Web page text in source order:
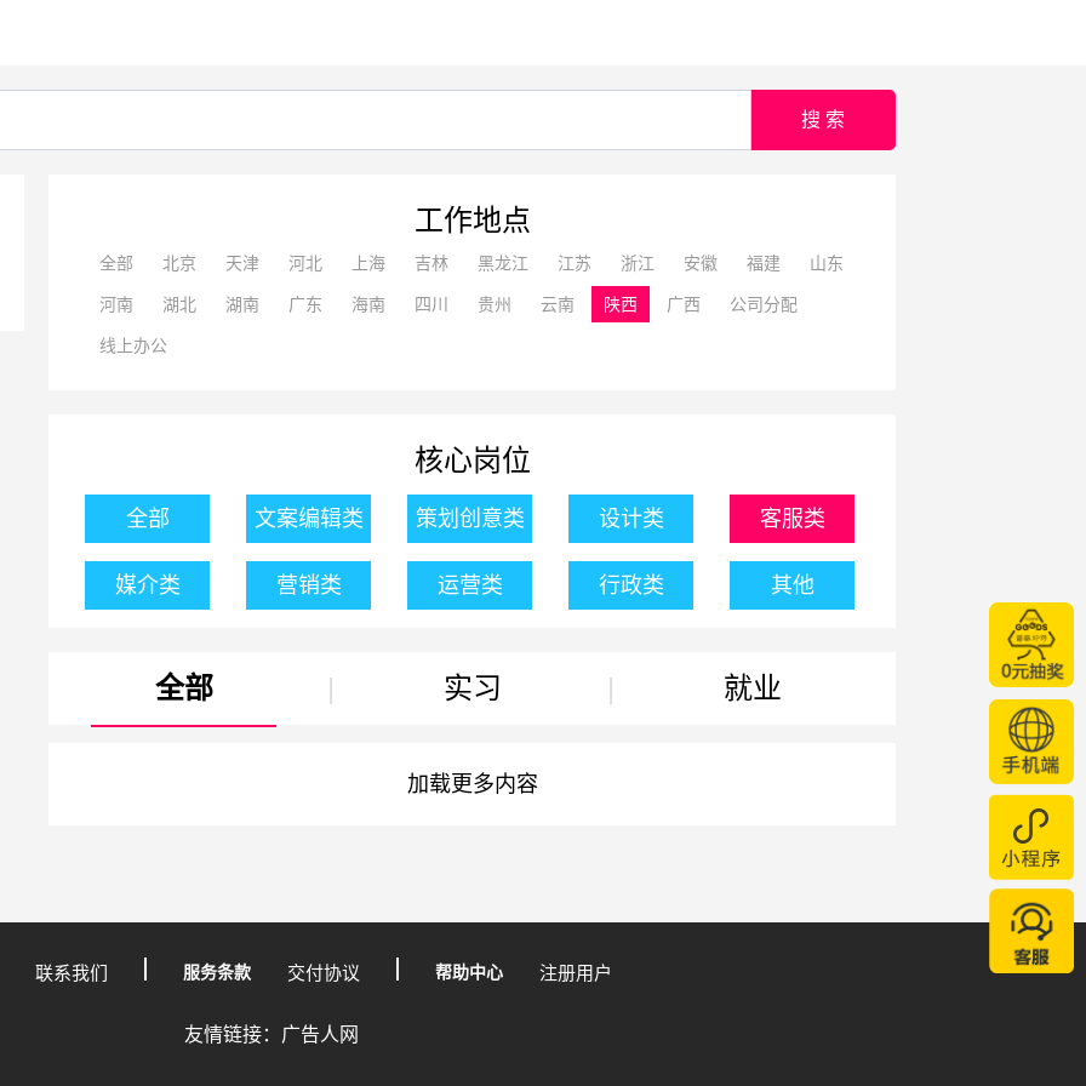
搜 索
工作地点
全部 北京 天津 河北 上海 吉林 黑龙江 江苏 浙江 安徽 福建 山东
河南 湖北 湖南 广东 海南 四川 贵州 云南 陕西 广西 公司分配
线上办公
核心岗位
全部 文案编辑类 策划创意类 设计类 客服类
媒介类 营销类 运营类 行政类 其他
全部 | 实习 | 就业
加载更多内容
联系我们 服务条款 交付协议 帮助中心 注册用户
友情链接：广告人网